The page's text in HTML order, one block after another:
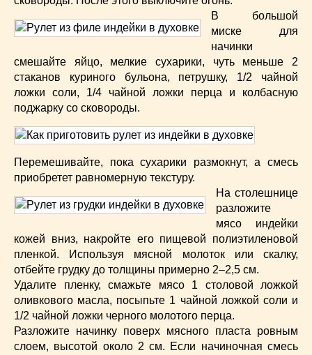
В большой
миске для
начинки
смешайте яйцо, мелкие сухарики, чуть меньше 2
стаканов куриного бульона, петрушку, 1/2 чайной
ложки соли, 1/4 чайной ложки перца и колбасную
поджарку со сковороды.
Перемешивайте, пока сухарики размокнут, а смесь
приобретет равномерную текстуру.
На столешнице
разложите
мясо индейки
кожей вниз, накройте его пищевой полиэтиленовой
пленкой. Используя мясной молоток или скалку,
отбейте грудку до толщины примерно 2–2,5 см.
Удалите пленку, смажьте мясо 1 столовой ложкой
оливкового масла, посыпьте 1 чайной ложкой соли и
1/2 чайной ложки черного молотого перца.
Разложите начинку поверх мясного пласта ровным
слоем, высотой около 2 см. Если начиночная смесь